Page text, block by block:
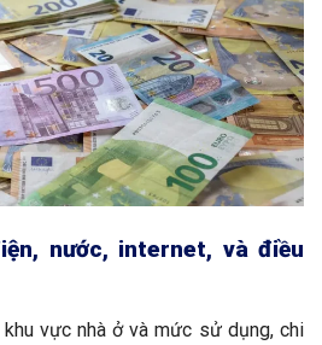
nước, internet, và điều
vực nhà ở và mức sử dụng, chi